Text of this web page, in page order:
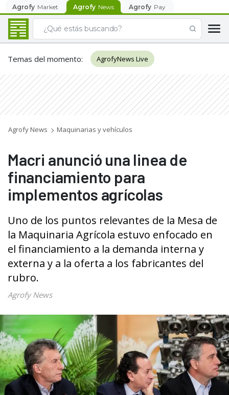
Agrofy Market Agrofy News Agrofy Pay
Temas del momento: AgrofyNews Live
Agrofy News Maquinarias y vehículos
Macri anunció una linea de
financiamiento para
implementos agrícolas
Uno de los puntos relevantes de la Mesa de
la Maquinaria Agrícola estuvo enfocado en
el financiamiento a la demanda interna y
externa y a la oferta a los fabricantes del
rubro.
Agrofy News